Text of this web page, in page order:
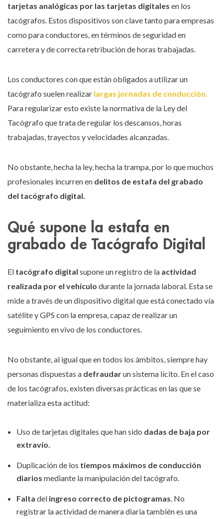
tarjetas analógicas por las tarjetas digitales en los
tacógrafos. Estos dispositivos son clave tanto para empresas
como para conductores, en términos de seguridad en
carretera y de correcta retribución de horas trabajadas.
Los conductores con que están obligados a utilizar un
tacógrafo suelen realizar largas jornadas de conducción.
Para regularizar esto existe la normativa de la Ley del
Tacógrafo que trata de regular los descansos, horas
trabajadas, trayectos y velocidades alcanzadas.
No obstante, hecha la ley, hecha la trampa, por lo que muchos
profesionales incurren en delitos de estafa del grabado
del tacógrafo digital.
Qué supone la estafa en
grabado de Tacógrafo Digital
El tacógrafo digital supone un registro de la actividad
realizada por el vehículo durante la jornada laboral. Esta se
mide a través de un dispositivo digital que está conectado vía
satélite y GPS con la empresa, capaz de realizar un
seguimiento en vivo de los conductores.
No obstante, al igual que en todos los ámbitos, siempre hay
personas dispuestas a defraudarun sistema lícito. En el caso
de los tacógrafos, existen diversas prácticas en las que se
materializa esta actitud:
Uso de tarjetas digitales que han sido dadas de baja por
extravío.
Duplicación de los tiempos máximos de conducción
diarios mediante la manipulación del tacógrafo.
Falta del ingreso correcto de pictogramas. No
registrar la actividad de manera diaria también es una